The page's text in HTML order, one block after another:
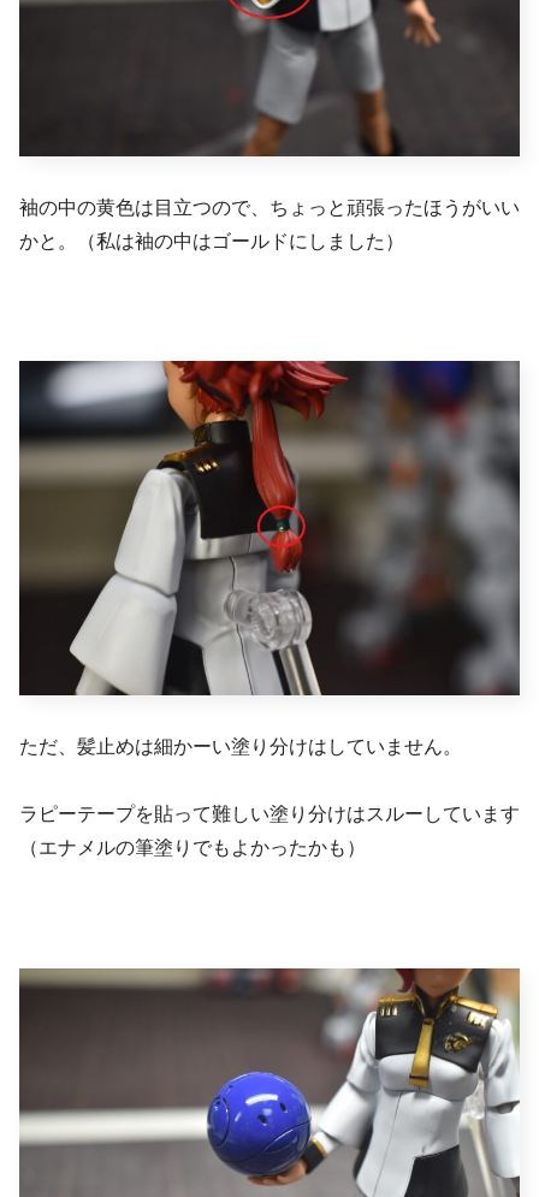
袖の中の黄色は目立つので、ちょっと頑張ったほうがいい
かと。（私は袖の中はゴールドにしました）
ただ、髪止めは細かーい塗り分けはしていません。
ラピーテープを貼って難しい塗り分けはスルーしています
（エナメルの筆塗りでもよかったかも）